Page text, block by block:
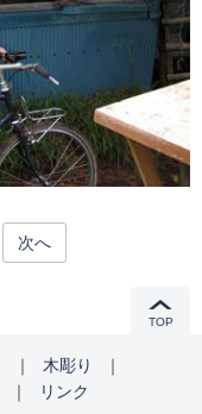
次へ
｜ 木彫り
｜
｜ リンク
TOP